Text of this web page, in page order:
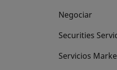
Negociar
Securities
Servicios